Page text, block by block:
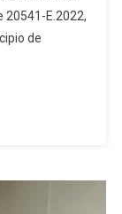
20541-E.2022,
de